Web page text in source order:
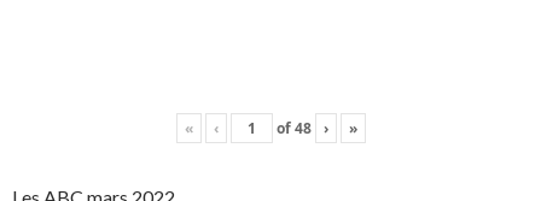
« ‹ of48 › »